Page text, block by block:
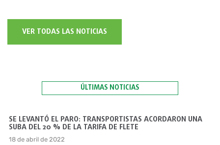
VER TODAS LAS NOTICIAS
ÚLTIMAS NOTICIAS
SE LEVANTÓ EL PARO: TRANSPORTISTAS ACORDARON UNA
SUBA DEL 20 % DE LA TARIFA DE FLETE
18 de abril de 2022